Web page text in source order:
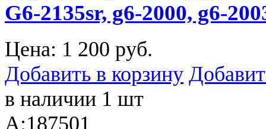
G6-2135sr, g6-2000, g6-
Цена: 1 200 руб.
Добавить в корзину
в наличии 1 шт
A:187501